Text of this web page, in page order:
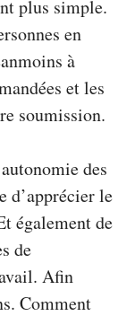
plus simple.
en
à
et les
soumission.
des
d’apprécier le
également de
de
Afin
Comment